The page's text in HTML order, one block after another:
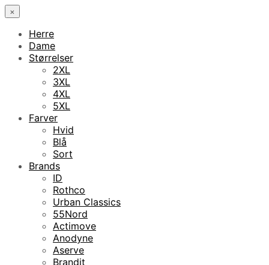
×
Herre
Dame
Størrelser
2XL
3XL
4XL
5XL
Farver
Hvid
Blå
Sort
Brands
ID
Rothco
Urban Classics
55Nord
Actimove
Anodyne
Aserve
Brandit